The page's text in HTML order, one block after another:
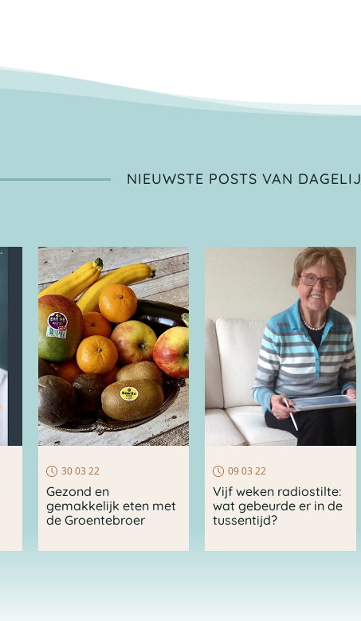
NIEUWSTE POSTS VAN
30 03 22
Gezond en
gemakkelijk eten met
de Groentebroer
09 03 22
Vijf weken radiostilte:
wat gebeurde er in de
tussentijd?